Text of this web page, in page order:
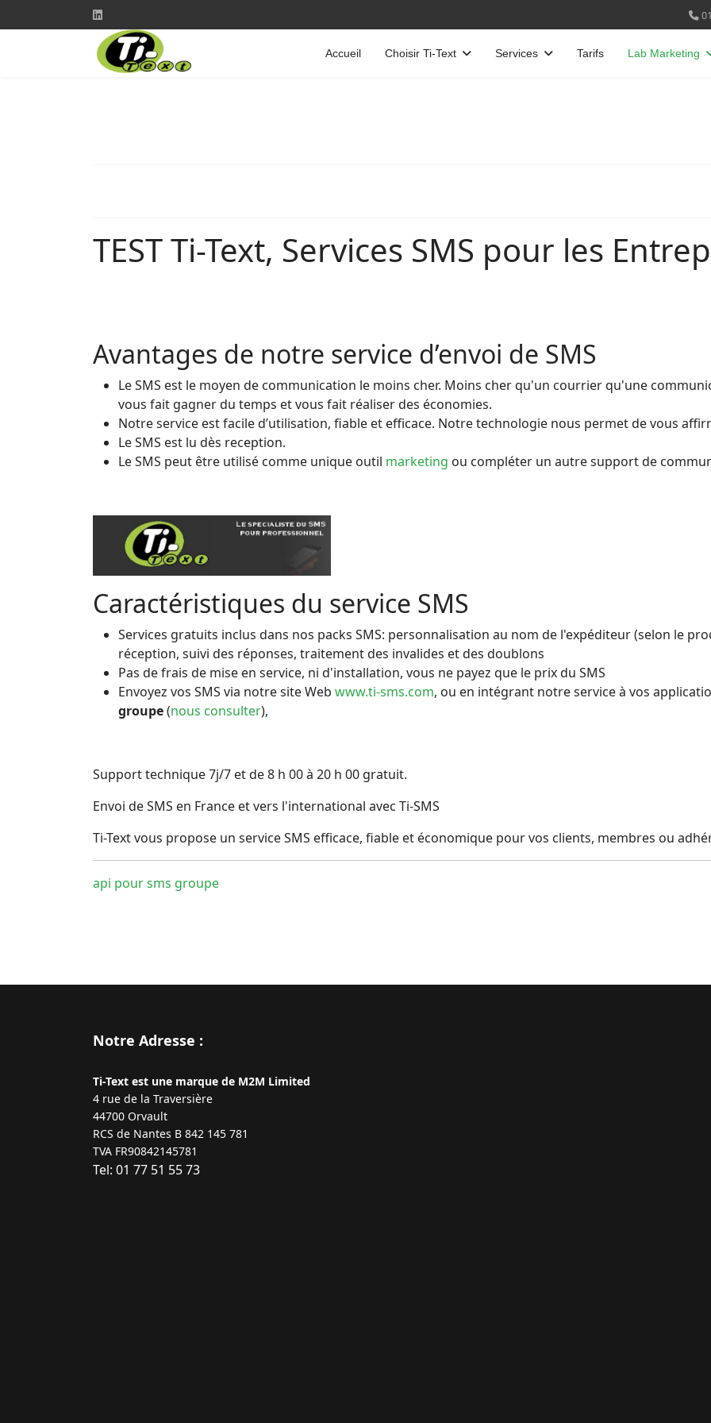
Accueil Choisir Ti-Text Services Tarifs Lab Marketing
TEST Ti-Text, Services SMS pour les
Avantages de notre service d’envoi de SMS
Le SMS est le moyen de communication le moins cher. Moins cher qu'un courrier qu'une
vous fait gagner du temps et vous fait réaliser des économies.
Notre service est facile d’utilisation, fiable et efficace. Notre technologie nous permet de vous
Le SMS est lu dès reception.
Le SMS peut être utilisé comme unique outil marketing ou compléter un autre support de
Caractéristiques du service SMS
Services gratuits inclus dans nos packs SMS: personnalisation au nom de l'expéditeur (selon le
réception, suivi des réponses, traitement des invalides et des doublons
Pas de frais de mise en service, ni d'installation, vous ne payez que le prix du SMS
Envoyez vos SMS via notre site Web www.ti-sms.com, ou en intégrant notre service à vos
groupe(nous consulter),
Support technique 7j/7 et de 8 h 00 à 20 h 00 gratuit.
Envoi de SMS en France et vers l'international avec Ti-SMS
Ti-Text vous propose un service SMS efficace, fiable et économique pour vos clients, membres ou
api pour sms groupe
Notre Adresse :
Ti-Text est une marque de M2M Limited
4 rue de la Traversière
44700 Orvault
RCS de Nantes B 842 145 781
TVA FR90842145781
Tel: 01 77 51 55 73